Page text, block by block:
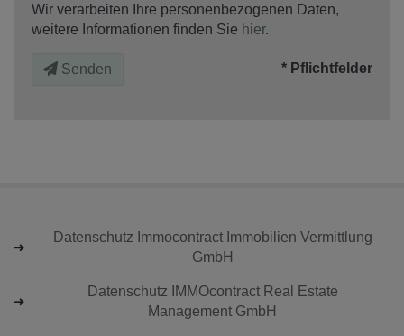
Wir verarbeiten Ihre personenbezogenen Daten,
weitere Informationen finden Sie hier.
Senden * Pflichtfelder
Datenschutz Immocontract Immobilien Vermittlung
GmbH
Datenschutz IMMOcontract Real Estate
Management GmbH